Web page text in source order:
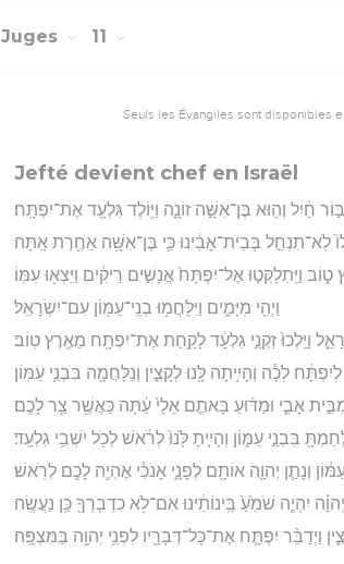
Juges 11
Seuls les Évangiles sont disponibles
Jefté devient chef en Israël
חַ֔יִל וְה֖וּא בֶּן־אִשָּׁ֣ה זוֹנָ֑ה וַיּ֥וֹלֶד גִּלְעָ֖ד אֶת־יִפְתָּֽח׃
לֹֽא־תִנְחַ֣ל בְּבֵית־אָבִ֔ינוּ כִּ֛י בֶּן־אִשָּׁ֥ה אַחֶ֖רֶת אָֽתָּה׃
וַיִּֽתְלַקְּט֤וּ אֶל־יִפְתָּח֙ אֲנָשִׁ֣ים רֵיקִ֔ים וַיֵּצְא֖וּ עִמּֽוֹ׃
וַיְהִ֖י מִיָּמִ֑ים וַיִּלָּחֲמ֥וּ בְנֵֽי־עַמּ֖וֹן עִם־יִשְׂרָאֵֽל׃
וַיֵּֽלְכוּ֙ זִקְנֵ֣י גִלְעָ֔ד לָקַ֥חַת אֶת־יִפְתָּ֖ח מֵאֶ֥רֶץ טֽוֹב׃
לְיִפְתָּ֔ח לְכָ֕ה וְהָיִ֥יתָה לָּ֖נוּ לְקָצִ֑ין וְנִֽלָּחֲמָ֖ה בִּבְנֵ֥י עַמּֽוֹן׃
אָבִ֑י וּמַדּ֜וּעַ בָּאתֶ֤ם אֵלַי֙ עַ֔תָּה כַּאֲשֶׁ֖ר צַ֥ר לָכֶֽם׃
בִּבְנֵ֣י עַמּ֑וֹן וְהָיִ֤יתָ לָּ֙נוּ֙ לְרֹ֔אשׁ לְכֹ֖ל יֹשְׁבֵ֥י גִלְעָֽד׃
וְנָתַ֧ן יְהוָ֛ה אוֹתָ֖ם לְפָנָ֑י אָנֹכִ֕י אֶהְיֶ֥ה לָכֶ֖ם לְרֹֽאשׁ׃
יִהְיֶ֤ה שֹׁמֵ֙עַ֙ בֵּֽינוֹתֵ֔ינוּ אִם־לֹ֥א כִדְבָרְךָ֖ כֵּ֥ן נַעֲשֶֽׂה׃
וַיְדַבֵּ֨ר יִפְתָּ֧ח אֶת־כָּל־דְּבָרָ֛יו לִפְנֵ֥י יְהוָ֖ה בַּמִּצְפָּֽה׃